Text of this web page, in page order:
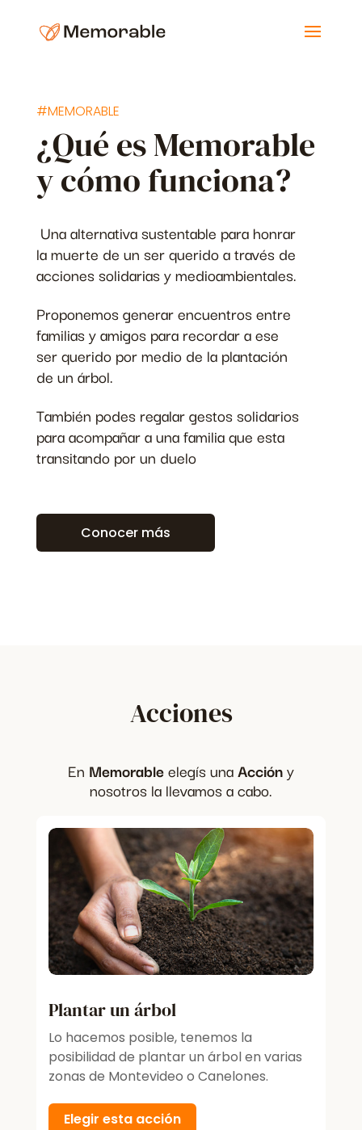
#MEMORABLE
¿Qué es Memorable
y cómo funciona?
Una alternativa sustentable para honrar
la muerte de un ser querido a través de
acciones solidarias y medioambientales.
Proponemos generar encuentros entre
familias y amigos para recordar a ese
ser querido por medio de la plantación
de un árbol.
También podes regalar gestos solidarios
para acompañar a una familia que esta
transitando por un duelo
Conocer más
Acciones
En Memorableelegís unaAccióny
nosotros la llevamos a cabo.
Plantar un árbol
Lo hacemos posible, tenemos la
posibilidad de plantar un árbol en varias
zonas de Montevideo o Canelones.
Elegir esta acción